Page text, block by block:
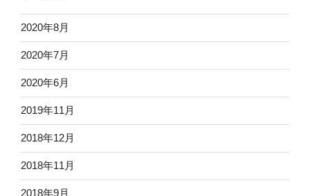
2020年8月
2020年7月
2020年6月
2019年11月
2018年12月
2018年11月
2018年9月